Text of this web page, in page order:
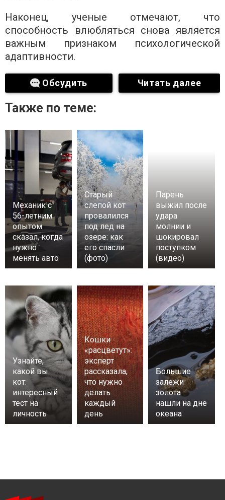
Наконец, ученые отмечают, что
способность влюбляться снова является
важным признаком психологической
адаптивности.
Обсудить Читать далее
Также по теме:
Механик с
56-летним
опытом
сказал, когда
нужно
менять авто
Старый
слепой кот
провалился
под лед на
озере: как
его спасли
(фото)
Парень
выжил после
удара
молнии и
шокировал
поступком
(видео)
Узнайте,
какой вы
кот:
интересный
тест на
личность
Кошки
«расцветут»:
эксперт
рассказала,
что нужно
делать
каждый
день
Большие
залежи
золота
нашли на дне
океана